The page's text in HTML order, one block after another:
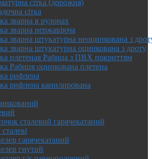
сітка (дорожня)
сітка
зварна в рулонах
зварна нержавіюча
зварна штукатурна неоцинкована з
зварна штукатурна оцинкована з дроту
плетеная Рабица з ПВХ покриттям
Рабиця оцинкована плетена
рифлена
рифлена канилирована
сталевий гарячекатаний
гарячекатаний
гнутий